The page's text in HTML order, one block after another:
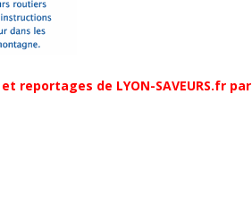
de LYON-SAVEURS.fr par